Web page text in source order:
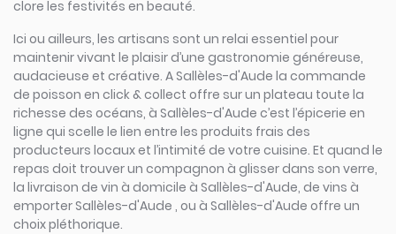
clore les festivités en beauté.
Ici ou ailleurs, les artisans sont un relai essentiel pour
maintenir vivant le plaisir d’une gastronomie généreuse,
audacieuse et créative. A Sallèles-d'Aude la commande
de poisson en click & collect offre sur un plateau toute la
richesse des océans, à Sallèles-d'Aude c’est l’épicerie en
ligne qui scelle le lien entre les produits frais des
producteurs locaux et l’intimité de votre cuisine. Et quand le
repas doit trouver un compagnon à glisser dans son verre,
la livraison de vin à domicile à Sallèles-d'Aude, de vins à
emporter Sallèles-d'Aude , ou à Sallèles-d'Aude offre un
choix pléthorique.